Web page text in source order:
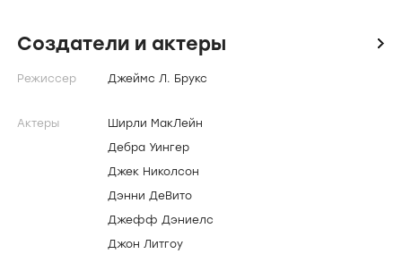
Создатели и актеры icon
Режиссер Джеймс Л. Брукс
Актеры
Ширли МакЛейн
Дебра Уингер
Джек Николсон
Дэнни ДеВито
Джефф Дэниелс
Джон Литгоу